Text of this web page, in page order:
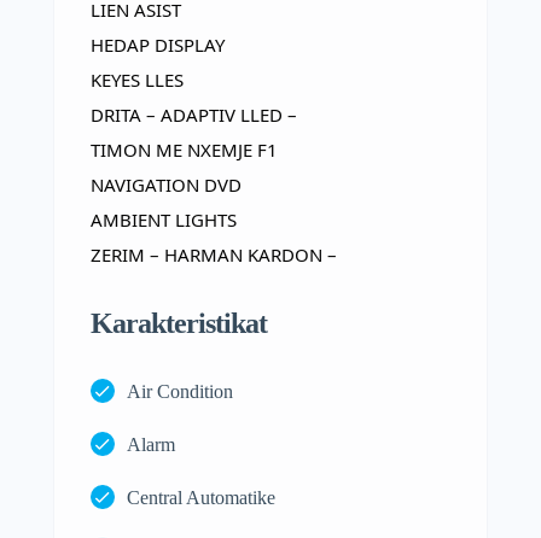
LIEN ASIST
HEDAP DISPLAY
KEYES LLES
DRITA – ADAPTIV LLED –
TIMON ME NXEMJE F1
NAVIGATION DVD
AMBIENT LIGHTS
ZERIM – HARMAN KARDON –
Karakteristikat
Air Condition
Alarm
Central Automatike